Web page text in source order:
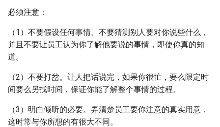
必须注意：
（1）不要假设任何事情。不要猜测别人要对你说些什么，
并且不要让员工认为你了解他要说的事情，即使你真的知
道。
（2）不要打岔。让人把话说完，如果你很忙，要么限定时
间要么另找时间，保证你能了解整个事情的过程。
（3）明白倾听的必要。弄清楚员工要你注意的真实用意，
这时常与你所想的有很大不同。